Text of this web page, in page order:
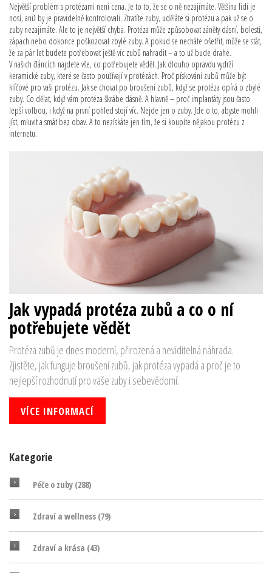
Největší problém s protézami není cena. Je to to, že se o ně nezajímáte. Většina lidí je
nosí, aniž by je pravidelně kontrolovali. Ztratíte zuby, uděláte si protézu a pak už se o
zuby nezajímáte. Ale to je největší chyba. Protéza může způsobovat záněty dásní, bolesti,
zápach nebo dokonce poškozovat zbylé zuby. A pokud se necháte ošetřit, může se stát,
že za pár let budete potřebovat ještě víc zubů nahradit – a to už bude drahé.
V našich článcích najdete vše, co potřebujete vědět. Jak dlouho opravdu vydrží
keramické zuby, které se často používají v protézách. Proč pískování zubů může být
klíčové pro vaši protézu. Jak se chovat po broušení zubů, když se protéza opírá o zbylé
zuby. Co dělat, když vám protéza škrábe dásně. A hlavně – proč implantáty jsou často
lepší volbou, i když na první pohled stojí víc. Nejde jen o zuby. Jde o to, abyste mohli
jíst, mluvit a smát bez obav. A to nezískáte jen tím, že si koupíte nějakou protézu z
internetu.
Jak vypadá protéza zubů a co o ní
potřebujete vědět
Protéza zubů je dnes moderní, přirozená a neviditelná náhrada.
Zjistěte, jak funguje broušení zubů, jak protéza vypadá a proč je to
nejlepší rozhodnutí pro vaše zuby i sebevědomí.
VÍCE INFORMACÍ
Kategorie
Péče o zuby (288)
Zdraví a wellness (79)
Zdraví a krása (43)